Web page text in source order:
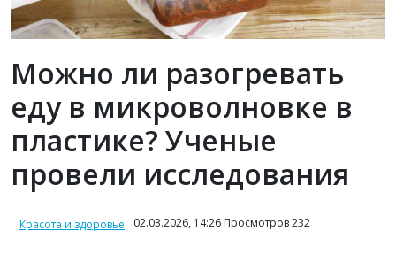
Можно ли разогревать
еду в микроволновке в
пластике? Ученые
провели исследования
Красота и здоровье 02.03.2026, 14:26 Просмотров 232